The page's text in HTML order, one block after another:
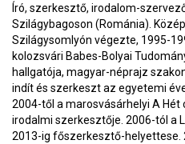
Író, szerkesztő, irodalom-
Szilágybagoson (Románia).
Szilágysomlyón végezte, 1995-
kolozsvári Babes-Bolyai
hallgatója, magyar-néprajz
indít és szerkeszt az egyetemi
2004-től a marosvásárhelyi A Hét
irodalmi szerkesztője. 2006-tól a
2013-ig főszerkesztő-helyettese.